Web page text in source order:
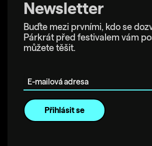
Newsletter
Buďte mezi prvními, kdo se
Párkrát před festivalem vám
můžete těšit.